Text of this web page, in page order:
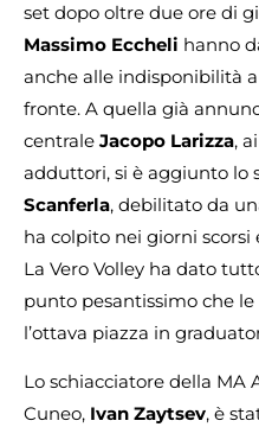
set dopo oltre due ore di
Massimo Eccheli hanno
anche alle indisponibilità
fronte. A quella già
centrale Jacopo Larizza,
adduttori, si è aggiunto lo
Scanferla, debilitato da
ha colpito nei giorni
La Vero Volley ha dato
punto pesantissimo che
l’ottava piazza in
Lo schiacciatore della MA
Cuneo, Ivan Zaytsev, è